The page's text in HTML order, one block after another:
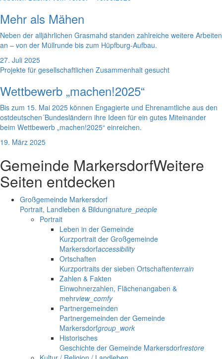
Mehr als Mähen
Neben der alljährlichen Grasmahd standen zahlreiche weitere Arbeiten
an – von der Müllrunde bis zum Hüpfburg-Aufbau.
27. Juli 2025
Projekte für gesellschaftlichen Zusammenhalt gesucht
Wettbewerb „machen!2025“
Bis zum 15. Mai 2025 können Engagierte und Ehrenamtliche aus den
ostdeutschen´Bundesländern ihre Ideen für ein gutes Miteinander
beim Wettbewerb „machen!2025“ einreichen.
19. März 2025
Gemeinde MarkersdorfWeitere
Seiten entdecken
Großgemeinde Markersdorf
Portrait, Landleben & Bildungnature_people
Portrait
Leben in der Gemeinde
Kurzportrait der Großgemeinde
Markersdorfaccessibility
Ortschaften
Kurzportraits der sieben Ortschaftenterrain
Zahlen & Fakten
Einwohnerzahlen, Flächenangaben &
mehrview_comfy
Partnergemeinden
Partnergemeinden der Gemeinde
Markersdorfgroup_work
Historisches
Geschichte der Gemeinde Markersdorfrestore